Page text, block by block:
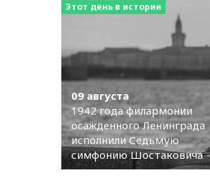
Этот день в истории
09 августа
1942 года филармонии
осажденного Ленинграда
исполнили Седьмую
симфонию Шостаковича